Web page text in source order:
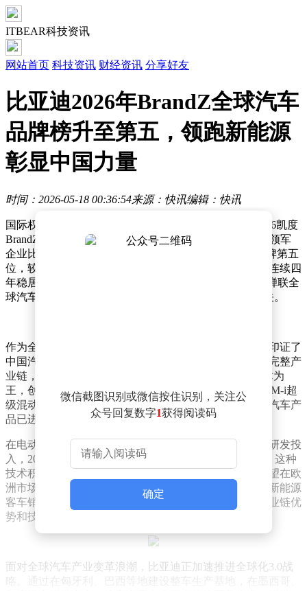
ITBEAR科技资讯
网站首页 科技资讯 财经资讯 分享好友
比亚迪2026年BrandZ全球汽车
品牌榜升至第五，领跑新能源
彰显中国力量
时间：2026-05-18 00:36:54来源：快讯编辑：快讯
国际权威品牌评估机构凯度（Kantar）最新发布的《2026凯度
BrandZ最具价值全球品牌》榜单显示，中国新能源汽车领军
企业比亚迪以203.62亿美元的品牌价值跃居全球汽车品牌第五
位，较上一年度再进一席。这一成绩不仅标志着比亚迪连续四
年稳居全球汽车品牌价值榜前十，更以41%的同比增幅蝉联全
球汽车行业增速冠军，品牌价值首次突破200亿美元大关。
作为全球新能源转型的标杆企业，比亚迪的跨越式发展印证了
中国汽车工业的崛起轨迹。从突破电池技术壁垒到构建完整产
业链，从深耕国内市场到布局全球六大洲，这家以"技术为
王，创新为本"为核心理念的企业，正通过刀片电池、DM-i超
级混动等核心技术重塑行业格局。数据显示，其新能源汽车产
品已进入83个国家和地区，海外销量占比持续攀升。
在电动化与智能化双轮驱动的战略下，比亚迪持续加大研发投
入，2025年研发费用突破300亿元，占营收比例达6.8%。这种
技术积淀直接转化为市场竞争力：其高端品牌腾势、仰望在欧
洲市场获得广泛认可，商用车领域更连续七年蝉联全球新能源
客车销量冠军。此次品牌价值跃升，正是市场对其全产业链优
势和技术创新实力的双重肯定。
面对全球汽车产业变革浪潮，比亚迪正加速推进全球化3.0战
微信截图识别或微信按住识别，关注公
众号回复数字1获得阅读码
确定